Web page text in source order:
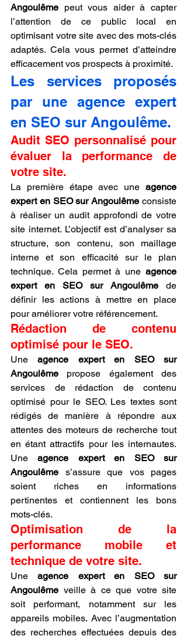
Angoulême peut vous aider à capter
l’attention de ce public local en
optimisant votre site avec des mots-clés
adaptés. Cela vous permet d’atteindre
efficacement vos prospects à proximité.
Les services proposés
par une agence expert
en SEO sur Angoulême.
Audit SEO personnalisé pour
évaluer la performance de
votre site.
La première étape avec une agence
expert en SEO sur Angoulême consiste
à réaliser un audit approfondi de votre
site internet. L’objectif est d’analyser sa
structure, son contenu, son maillage
interne et son efficacité sur le plan
technique. Cela permet à une agence
expert en SEO sur Angoulême de
définir les actions à mettre en place
pour améliorer votre référencement.
Rédaction de contenu
optimisé pour le SEO.
Une agence expert en SEO sur
Angoulême propose également des
services de rédaction de contenu
optimisé pour le SEO. Les textes sont
rédigés de manière à répondre aux
attentes des moteurs de recherche tout
en étant attractifs pour les internautes.
Une agence expert en SEO sur
Angoulême s’assure que vos pages
soient riches en informations
pertinentes et contiennent les bons
mots-clés.
Optimisation de la
performance mobile et
technique de votre site.
Une agence expert en SEO sur
Angoulême veille à ce que votre site
soit performant, notamment sur les
appareils mobiles. Avec l’augmentation
des recherches effectuées depuis des